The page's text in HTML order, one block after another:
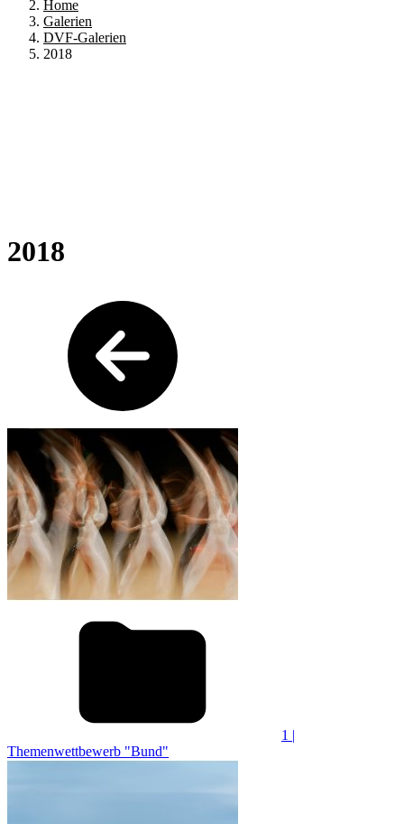
Home
Galerien
DVF-Galerien
2018
2018
1 |
Themenwettbewerb "Bund"